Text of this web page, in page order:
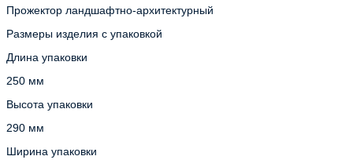
Прожектор ландшафтно-архитектурный
Размеры изделия с упаковкой
Длина упаковки
250 мм
Высота упаковки
290 мм
Ширина упаковки